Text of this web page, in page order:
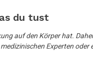
du tust
auf den Körper hat.
Experten oder